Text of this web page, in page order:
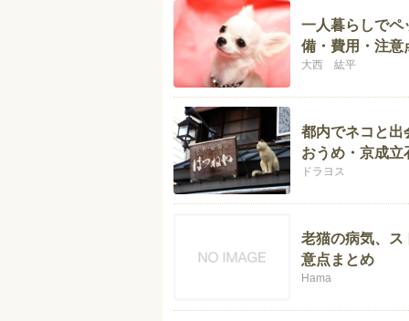
一人暮らしでペ
備・費用・注意
大西 紘平
都内でネコと出
おうめ・京成立
ドラヨス
老猫の病気、
意点まとめ
Hama